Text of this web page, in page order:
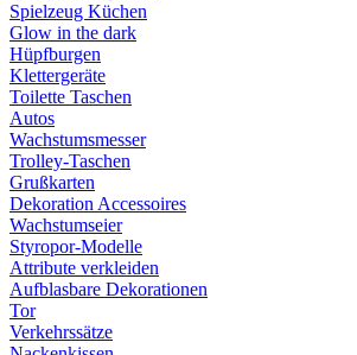
Spielzeug Küchen
Glow in the dark
Hüpfburgen
Klettergeräte
Toilette Taschen
Autos
Wachstumsmesser
Trolley-Taschen
Grußkarten
Dekoration Accessoires
Wachstumseier
Styropor-Modelle
Attribute verkleiden
Aufblasbare Dekorationen
Tor
Verkehrssätze